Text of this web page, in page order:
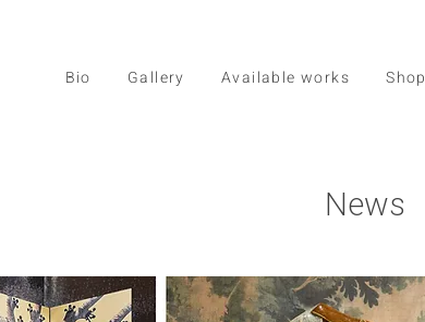
Bio Gallery Available works Shop
News